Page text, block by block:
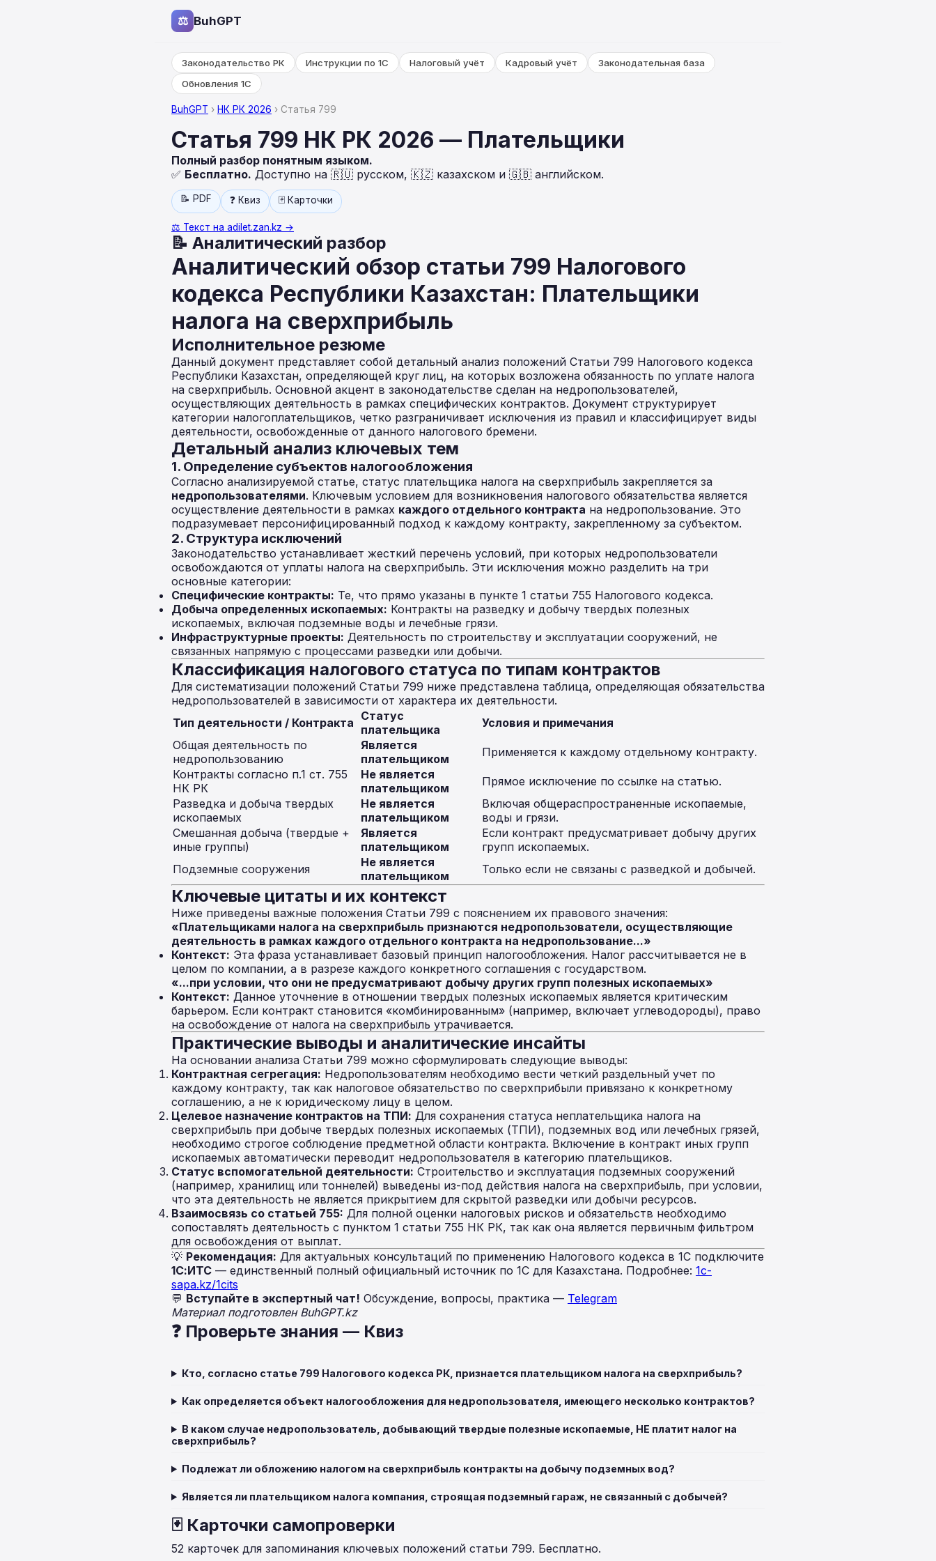
⚖ BuhGPT
Законодательство РК Инструкции по 1С Налоговый учёт Кадровый учёт
Законодательная база
Обновления 1С
BuhGPT › НК РК 2026 › Статья 799
Статья 799 НК РК 2026 — Плательщики
Полный разбор понятным языком.
✅ Бесплатно. Доступно на 🇷🇺 русском, 🇰🇿 казахском и 🇬🇧 английском.
📝 PDF ❓ Квиз 🃏 Карточки
⚖️ Текст на adilet.zan.kz →
📝 Аналитический разбор
Аналитический обзор статьи 799 Налогового
кодекса Республики Казахстан: Плательщики
налога на сверхприбыль
Исполнительное резюме
Данный документ представляет собой детальный анализ положений Статьи 799 Налогового кодекса
Республики Казахстан, определяющей круг лиц, на которых возложена обязанность по уплате налога
на сверхприбыль. Основной акцент в законодательстве сделан на недропользователей,
осуществляющих деятельность в рамках специфических контрактов. Документ структурирует
категории налогоплательщиков, четко разграничивает исключения из правил и классифицирует виды
деятельности, освобожденные от данного налогового бремени.
Детальный анализ ключевых тем
1. Определение субъектов налогообложения
Согласно анализируемой статье, статус плательщика налога на сверхприбыль закрепляется за
недропользователями. Ключевым условием для возникновения налогового обязательства является
осуществление деятельности в рамках каждого отдельного контракта на недропользование. Это
подразумевает персонифицированный подход к каждому контракту, закрепленному за субъектом.
2. Структура исключений
Законодательство устанавливает жесткий перечень условий, при которых недропользователи
освобождаются от уплаты налога на сверхприбыль. Эти исключения можно разделить на три
основные категории:
Специфические контракты: Те, что прямо указаны в пункте 1 статьи 755 Налогового кодекса.
Добыча определенных ископаемых: Контракты на разведку и добычу твердых полезных
ископаемых, включая подземные воды и лечебные грязи.
Инфраструктурные проекты: Деятельность по строительству и эксплуатации сооружений, не
связанных напрямую с процессами разведки или добычи.
Классификация налогового статуса по типам контрактов
Для систематизации положений Статьи 799 ниже представлена таблица, определяющая обязательства
недропользователей в зависимости от характера их деятельности.
Тип деятельности / Контракта Статус
плательщика
Условия и примечания
Общая деятельность по
недропользованию
Является
плательщиком
Применяется к каждому отдельному контракту.
Контракты согласно п.1 ст. 755
НК РК
Не является
плательщиком
Прямое исключение по ссылке на статью.
Разведка и добыча твердых
ископаемых
Не является
плательщиком
Включая общераспространенные ископаемые,
воды и грязи.
Смешанная добыча (твердые +
иные группы)
Является
плательщиком
Если контракт предусматривает добычу других
групп ископаемых.
Подземные сооружения
Не является
плательщиком
Только если не связаны с разведкой и добычей.
Ключевые цитаты и их контекст
Ниже приведены важные положения Статьи 799 с пояснением их правового значения:
«Плательщиками налога на сверхприбыль признаются недропользователи, осуществляющие
деятельность в рамках каждого отдельного контракта на недропользование...»
Контекст: Эта фраза устанавливает базовый принцип налогообложения. Налог рассчитывается не в
целом по компании, а в разрезе каждого конкретного соглашения с государством.
«...при условии, что они не предусматривают добычу других групп полезных ископаемых»
Контекст: Данное уточнение в отношении твердых полезных ископаемых является критическим
барьером. Если контракт становится «комбинированным» (например, включает углеводороды), право
на освобождение от налога на сверхприбыль утрачивается.
Практические выводы и аналитические инсайты
На основании анализа Статьи 799 можно сформулировать следующие выводы:
Контрактная сегрегация: Недропользователям необходимо вести четкий раздельный учет по
каждому контракту, так как налоговое обязательство по сверхприбыли привязано к конкретному
соглашению, а не к юридическому лицу в целом.
Целевое назначение контрактов на ТПИ: Для сохранения статуса неплательщика налога на
сверхприбыль при добыче твердых полезных ископаемых (ТПИ), подземных вод или лечебных грязей,
необходимо строгое соблюдение предметной области контракта. Включение в контракт иных групп
ископаемых автоматически переводит недропользователя в категорию плательщиков.
Статус вспомогательной деятельности: Строительство и эксплуатация подземных сооружений
(например, хранилищ или тоннелей) выведены из-под действия налога на сверхприбыль, при условии,
что эта деятельность не является прикрытием для скрытой разведки или добычи ресурсов.
Взаимосвязь со статьей 755: Для полной оценки налоговых рисков и обязательств необходимо
сопоставлять деятельность с пунктом 1 статьи 755 НК РК, так как она является первичным фильтром
для освобождения от выплат.
💡 Рекомендация: Для актуальных консультаций по применению Налогового кодекса в 1С подключите
1С:ИТС — единственный полный официальный источник по 1С для Казахстана. Подробнее: 1c-
sapa.kz/1cits
💬 Вступайте в экспертный чат! Обсуждение, вопросы, практика — Telegram
Материал подготовлен BuhGPT.kz
❓ Проверьте знания — Квиз
Кто, согласно статье 799 Налогового кодекса РК, признается плательщиком налога на сверхприбыль?
Как определяется объект налогообложения для недропользователя, имеющего несколько контрактов?
В каком случае недропользователь, добывающий твердые полезные ископаемые, НЕ платит налог на
сверхприбыль?
Подлежат ли обложению налогом на сверхприбыль контракты на добычу подземных вод?
Является ли плательщиком налога компания, строящая подземный гараж, не связанный с добычей?
🃏 Карточки самопроверки
52 карточек для запоминания ключевых положений статьи 799. Бесплатно.